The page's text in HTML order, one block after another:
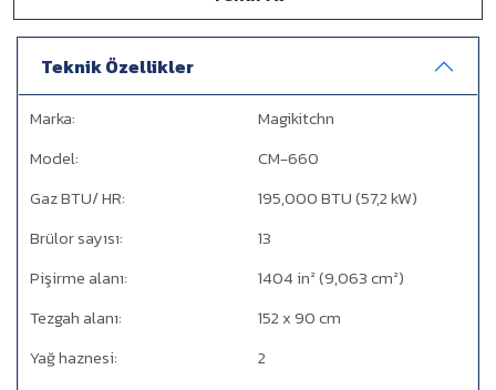
Teknik Özellikler
Marka:
Magikitchn
Model:
CM-660
Gaz BTU/ HR:
195,000 BTU (57,2 kW)
Brülor sayısı:
13
Pişirme alanı:
1404 in² (9,063 cm²)
Tezgah alanı:
152 x 90 cm
Yağ haznesi:
2